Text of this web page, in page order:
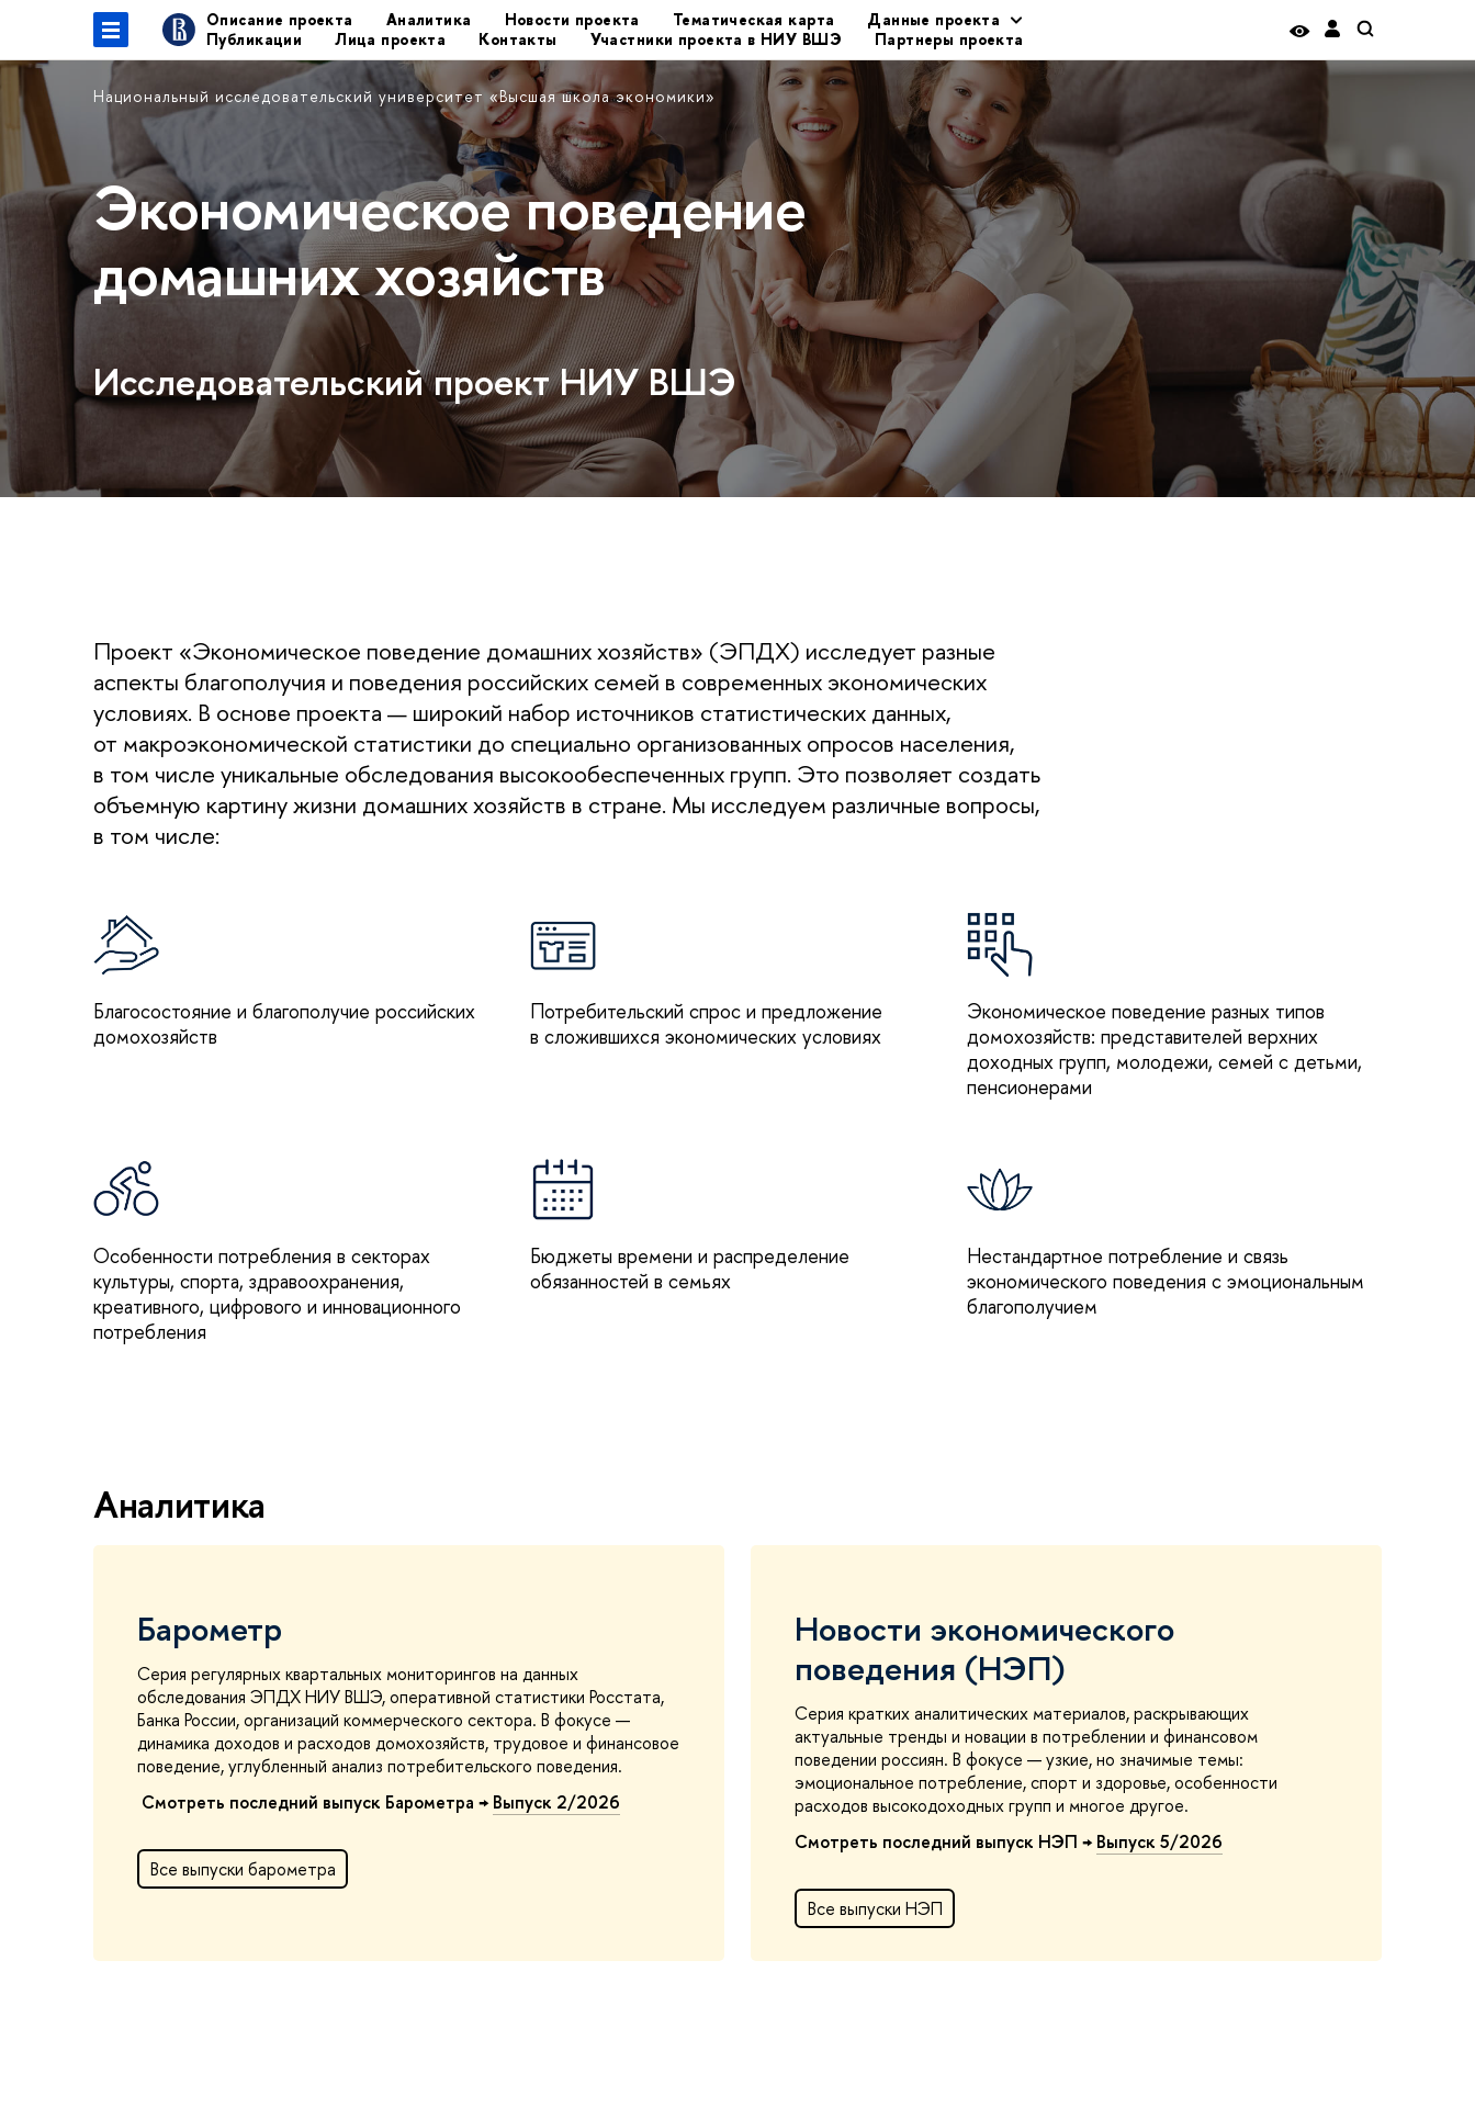
Описание проекта Аналитика Новости проекта Тематическая карта
Данные проекта
Публикации
Лица проекта Контакты Участники проекта в НИУ ВШЭ Партнеры проекта
Национальный исследовательский университет «Высшая школа экономики»
Экономическое поведение
домашних хозяйств
Исследовательский проект НИУ ВШЭ
Проект «Экономическое поведение домашних хозяйств» (ЭПДХ) исследует разные
аспекты благополучия и поведения российских семей в современных экономических
условиях. В основе проекта — широкий набор источников статистических данных,
от макроэкономической статистики до специально организованных опросов населения,
в том числе уникальные обследования высокообеспеченных групп. Это позволяет создать
объемную картину жизни домашних хозяйств в стране. Мы исследуем различные вопросы,
в том числе:
Благосостояние и благополучие российских
домохозяйств
Потребительский спрос и предложение
в сложившихся экономических условиях
Экономическое поведение разных типов
домохозяйств: представителей верхних
доходных групп, молодежи, семей с детьми,
пенсионерами
Особенности потребления в секторах
культуры, спорта, здравоохранения,
креативного, цифрового и инновационного
потребления
Бюджеты времени и распределение
обязанностей в семьях
Нестандартное потребление и связь
экономического поведения с эмоциональным
благополучием
Аналитика
Барометр
Серия регулярных квартальных мониторингов на данных
обследования ЭПДХ НИУ ВШЭ, оперативной статистики Росстата,
Банка России, организаций коммерческого сектора. В фокусе —
динамика доходов и расходов домохозяйств, трудовое и финансовое
поведение, углубленный анализ потребительского поведения.
Смотреть последний выпуск Барометра → Выпуск 2/2026
Все выпуски барометра
Новости экономического
поведения (НЭП)
Серия кратких аналитических материалов, раскрывающих
актуальные тренды и новации в потреблении и финансовом
поведении россиян. В фокусе — узкие, но значимые темы:
эмоциональное потребление, спорт и здоровье, особенности
расходов высокодоходных групп и многое другое.
Смотреть последний выпуск НЭП → Выпуск 5/2026
Все выпуски НЭП